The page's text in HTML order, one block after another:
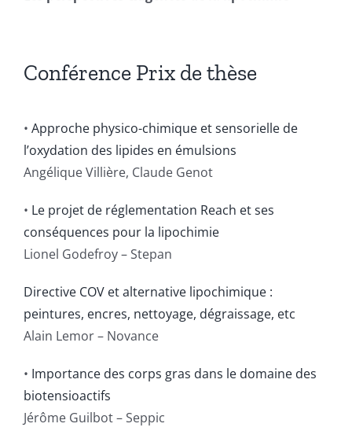
Conférence Prix de thèse
• Approche physico-chimique et sensorielle de
l’oxydation des lipides en émulsions
Angélique Villière, Claude Genot
• Le projet de réglementation Reach et ses
conséquences pour la lipochimie
Lionel Godefroy – Stepan
Directive COV et alternative lipochimique :
peintures, encres, nettoyage, dégraissage, etc
Alain Lemor – Novance
• Importance des corps gras dans le domaine des
biotensioactifs
Jérôme Guilbot – Seppic